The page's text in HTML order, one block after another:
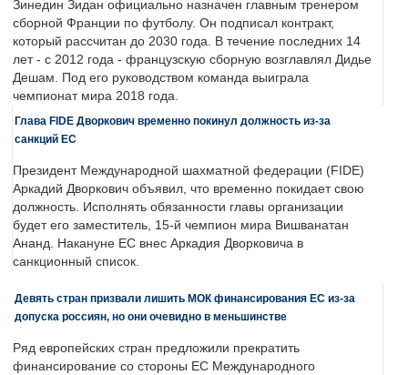
Зинедин Зидан официально назначен главным тренером
сборной Франции по футболу. Он подписал контракт,
который рассчитан до 2030 года. В течение последних 14
лет - с 2012 года - французскую сборную возглавлял Дидье
Дешам. Под его руководством команда выиграла
чемпионат мира 2018 года.
Глава FIDE Дворкович временно покинул должность из-за
санкций ЕС
Президент Международной шахматной федерации (FIDE)
Аркадий Дворкович объявил, что временно покидает свою
должность. Исполнять обязанности главы организации
будет его заместитель, 15-й чемпион мира Вишванатан
Ананд. Накануне ЕС внес Аркадия Дворковича в
санкционный список.
Девять стран призвали лишить МОК финансирования ЕС из-за
допуска россиян, но они очевидно в меньшинстве
Ряд европейских стран предложили прекратить
финансирование со стороны ЕС Международного